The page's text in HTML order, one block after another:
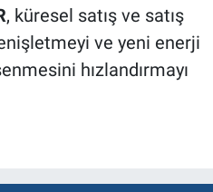
, küresel satış ve satış
ve yeni enerji
hızlandırmayı